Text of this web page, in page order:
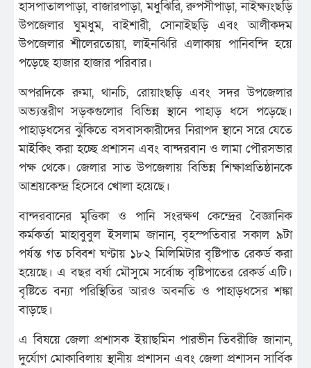
হাসপাতালপাড়া, বাজারপাড়া, মধুঝিরি, রুপসীপাড়া, নাইক্ষ্যংছড়ি
উপজেলার ঘুমধুম, বাইশারী, সোনাইছড়ি এবং আলীকদম
উপজেলার শীলেরতোয়া, লাইনঝিরি এলাকায় পানিবন্দি হয়ে
পড়েছে হাজার হাজার পরিবার।
অপরদিকে রুমা, থানচি, রোয়াংছড়ি এবং সদর উপজেলার
অভ্যন্তরীণ সড়কগুলোর বিভিন্ন স্থানে পাহাড় ধসে পড়েছে।
পাহাড়ধসের ঝুঁকিতে বসবাসকারীদের নিরাপদ স্থানে সরে যেতে
মাইকিং করা হচ্ছে প্রশাসন এবং বান্দরবান ও লামা পৌরসভার
পক্ষ থেকে। জেলার সাত উপজেলায় বিভিন্ন শিক্ষাপ্রতিষ্ঠানকে
আশ্রয়কেন্দ্র হিসেবে খোলা হয়েছে।
বান্দরবানের মৃত্তিকা ও পানি সংরক্ষণ কেন্দ্রের বৈজ্ঞানিক
কর্মকর্তা মাহাবুবুল ইসলাম জানান, বৃহস্পতিবার সকাল ৯টা
পর্যন্ত গত চব্বিশ ঘণ্টায় ১৮২ মিলিমিটার বৃষ্টিপাত রেকর্ড করা
হয়েছে। এ বছর বর্ষা মৌসুমে সর্বোচ্চ বৃষ্টিপাতের রেকর্ড এটি।
বৃষ্টিতে বন্যা পরিস্থিতির আরও অবনতি ও পাহাড়ধসের শঙ্কা
বাড়ছে।
এ বিষয়ে জেলা প্রশাসক ইয়াছমিন পারভীন তিবরীজি জানান,
দুর্যোগ মোকাবিলায় স্থানীয় প্রশাসন এবং জেলা প্রশাসন সার্বিক